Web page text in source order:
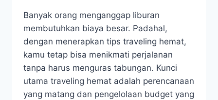
Banyak orang menganggap liburan
membutuhkan biaya besar. Padahal,
dengan menerapkan tips traveling hemat,
kamu tetap bisa menikmati perjalanan
tanpa harus menguras tabungan. Kunci
utama traveling hemat adalah perencanaan
yang matang dan pengelolaan budget yang